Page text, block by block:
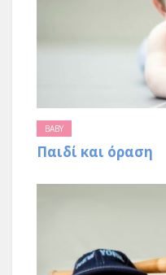
BABY
Παιδί και όραση